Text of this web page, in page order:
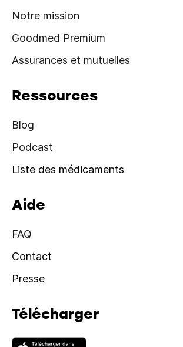
Notre mission
Goodmed Premium
Assurances et mutuelles
Ressources
Blog
Podcast
Liste des médicaments
Aide
FAQ
Contact
Presse
Télécharger